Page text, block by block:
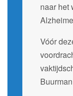
naar het
Vóór